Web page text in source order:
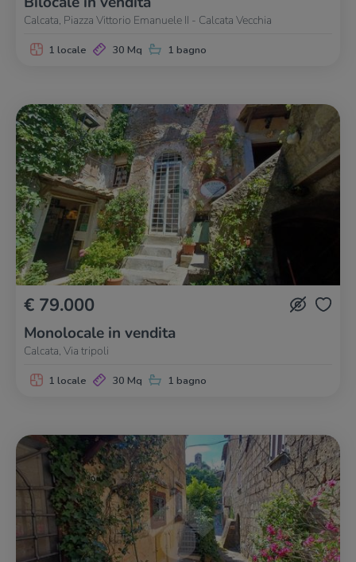
Calcata, Piazza Vittorio Emanuele II - Calcata Vecchia
1 locale 30 Mq 1 bagno
€ 79.000
Monolocale in vendita
Calcata, Via tripoli
1 locale 30 Mq 1 bagno